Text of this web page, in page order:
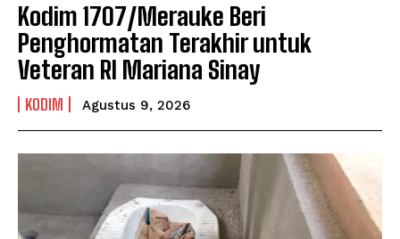
Kodim 1707/Merauke Beri
Penghormatan Terakhir untuk
Veteran RI Mariana Sinay
KODIM Agustus 9, 2026